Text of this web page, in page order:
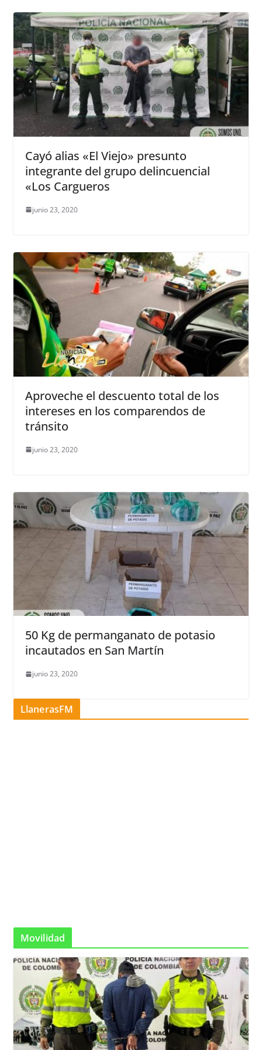
Cayó alias «El Viejo» presunto
integrante del grupo delincuencial
«Los Cargueros
junio 23, 2020
Aproveche el descuento total de los
intereses en los comparendos de
tránsito
junio 23, 2020
50 Kg de permanganato de potasio
incautados en San Martín
junio 23, 2020
LlanerasFM
Movilidad